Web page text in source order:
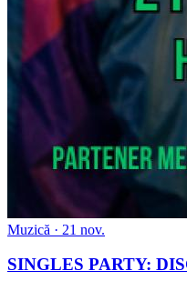
Muzică · 21 nov.
SINGLES PARTY: